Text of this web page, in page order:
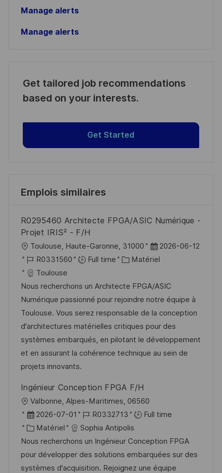
Manage alerts
Manage alerts
Get tailored job recommendations
based on your interests.
Get Started
Emplois similaires
R0295460 Architecte FPGA/ASIC Numérique -
Projet IRIS² - F/H
o
c
a
l
i
s
a
t
i
n
Toulouse, Haute-Garonne, 31000
D
a
e
d
a
f
f
g
2026-06-12
R
é
f
é
r
e
n
c
e
u
p
o
s
t
e
R0331560 Full time
C
t
é
g
o
r
i
Matériel
Toulouse
Nous recherchons un Architecte FPGA/ASIC
Numérique passionné pour rejoindre notre équipe à
Toulouse. Vous serez responsable de la conception
d'architectures matérielles critiques pour des
systèmes embarqués, en pilotant le développement
et en assurant la cohérence technique au sein de
projets innovants.
Ingénieur Conception FPGA F/H
o
c
a
l
i
Valbonne, Alpes-Maritimes, 06560
D
a
t
e
d
2026-07-01
R
é
f
é
r
R0332713
Full time
C
a
t
é
Matériel
Sophia Antipolis
Nous recherchons un Ingénieur Conception FPGA
pour développer des solutions embarquées sur des
systèmes d'acquisition. Rejoignez une équipe